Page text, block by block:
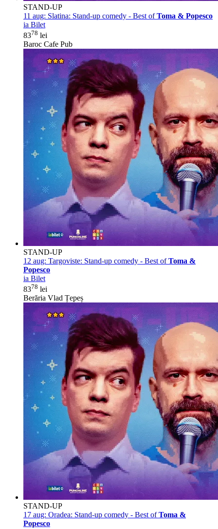
STAND-UP
11 aug: Slatina: Stand-up comedy - Best ofToma & Popesco
ia Bilet
8378 lei
Baroc Cafe Pub
STAND-UP
12 aug: Targoviste: Stand-up comedy - Best ofToma &
Popesco
ia Bilet
8378 lei
Berăria Vlad Țepeș
STAND-UP
17 aug: Oradea: Stand-up comedy - Best ofToma &
Popesco